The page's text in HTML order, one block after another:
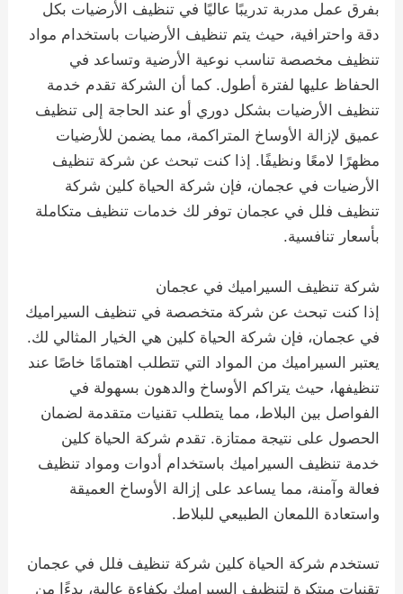
بفرق عمل مدربة تدريبًا عاليًا في تنظيف الأرضيات بكل
دقة واحترافية، حيث يتم تنظيف الأرضيات باستخدام مواد
تنظيف مخصصة تناسب نوعية الأرضية وتساعد في
الحفاظ عليها لفترة أطول. كما أن الشركة تقدم خدمة
تنظيف الأرضيات بشكل دوري أو عند الحاجة إلى تنظيف
عميق لإزالة الأوساخ المتراكمة، مما يضمن للأرضيات
مظهرًا لامعًا ونظيفًا. إذا كنت تبحث عن شركة تنظيف
الأرضيات في عجمان، فإن شركة الحياة كلين شركة
تنظيف فلل في عجمان توفر لك خدمات تنظيف متكاملة
بأسعار تنافسية.
شركة تنظيف السيراميك في عجمان
إذا كنت تبحث عن شركة متخصصة في تنظيف السيراميك
في عجمان، فإن شركة الحياة كلين هي الخيار المثالي لك.
يعتبر السيراميك من المواد التي تتطلب اهتمامًا خاصًا عند
تنظيفها، حيث يتراكم الأوساخ والدهون بسهولة في
الفواصل بين البلاط، مما يتطلب تقنيات متقدمة لضمان
الحصول على نتيجة ممتازة. تقدم شركة الحياة كلين
خدمة تنظيف السيراميك باستخدام أدوات ومواد تنظيف
فعالة وآمنة، مما يساعد على إزالة الأوساخ العميقة
واستعادة اللمعان الطبيعي للبلاط.
تستخدم شركة الحياة كلين شركة تنظيف فلل في عجمان
تقنيات مبتكرة لتنظيف السيراميك بكفاءة عالية، بدءًا من